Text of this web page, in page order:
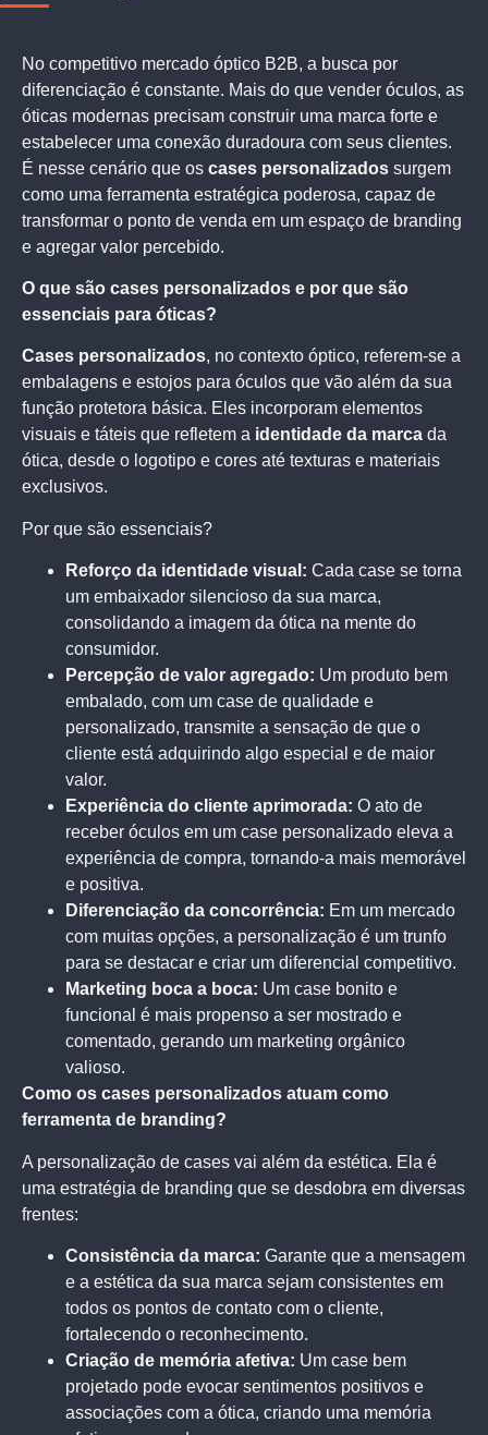
No competitivo mercado óptico B2B, a busca por
diferenciação é constante. Mais do que vender óculos, as
óticas modernas precisam construir uma marca forte e
estabelecer uma conexão duradoura com seus clientes.
É nesse cenário que os cases personalizados surgem
como uma ferramenta estratégica poderosa, capaz de
transformar o ponto de venda em um espaço de branding
e agregar valor percebido.
O que são cases personalizados e por que são
essenciais para óticas?
Cases personalizados, no contexto óptico, referem-se a
embalagens e estojos para óculos que vão além da sua
função protetora básica. Eles incorporam elementos
visuais e táteis que refletem a identidade da marca da
ótica, desde o logotipo e cores até texturas e materiais
exclusivos.
Por que são essenciais?
Reforço da identidade visual: Cada case se torna
um embaixador silencioso da sua marca,
consolidando a imagem da ótica na mente do
consumidor.
Percepção de valor agregado: Um produto bem
embalado, com um case de qualidade e
personalizado, transmite a sensação de que o
cliente está adquirindo algo especial e de maior
valor.
Experiência do cliente aprimorada: O ato de
receber óculos em um case personalizado eleva a
experiência de compra, tornando-a mais memorável
e positiva.
Diferenciação da concorrência: Em um mercado
com muitas opções, a personalização é um trunfo
para se destacar e criar um diferencial competitivo.
Marketing boca a boca: Um case bonito e
funcional é mais propenso a ser mostrado e
comentado, gerando um marketing orgânico
valioso.
Como os cases personalizados atuam como
ferramenta de branding?
A personalização de cases vai além da estética. Ela é
uma estratégia de branding que se desdobra em diversas
frentes:
Consistência da marca: Garante que a mensagem
e a estética da sua marca sejam consistentes em
todos os pontos de contato com o cliente,
fortalecendo o reconhecimento.
Criação de memória afetiva: Um case bem
projetado pode evocar sentimentos positivos e
associações com a ótica, criando uma memória